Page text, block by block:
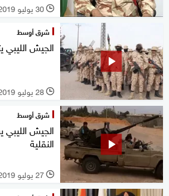
l 30 يوليو 2019
شرق أوسط
الجيش الليبي
l 28 يوليو 2019
شرق أوسط
الجيش
النقلية
l 27 يوليو 2019